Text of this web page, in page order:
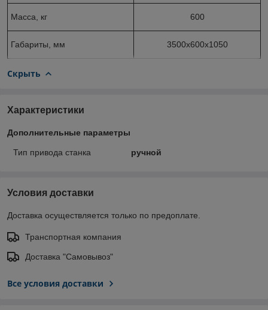
Масса, кг 600
Габариты, мм 3500x600x1050
Скрыть
Характеристики
Дополнительные параметры
Тип привода станка ручной
Условия доставки
Доставка осуществляется только по предоплате.
Транспортная компания
Доставка "Самовывоз"
Все условия доставки